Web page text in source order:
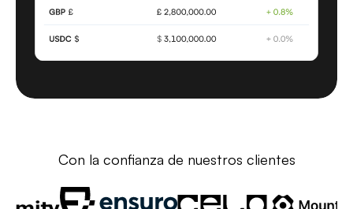
Con la confianza de nuestros clientes